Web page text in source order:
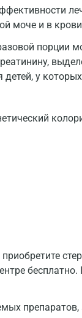
моче и в
порции
у
препаратов,